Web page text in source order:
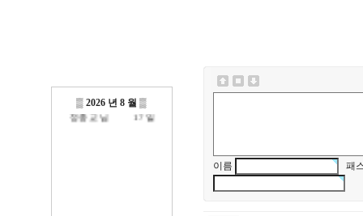
▒ 2026 년 8 월 ▒
전현주 님
01 일
이충훈 님
09 일
정충교 님
17 일
이름 패